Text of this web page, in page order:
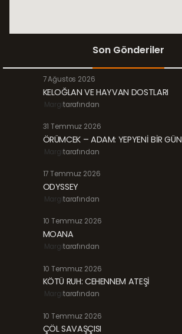
Son Gönderiler
7 Ağustos 2026
KELOĞLAN VE HAYVAN DOSTLARI
Margitarafından
31 Temmuz 2026
ÖRÜMCEK – ADAM: YEPYENİ BİR GÜN
Margitarafından
17 Temmuz 2026
ODYSSEY
Margitarafından
10 Temmuz 2026
MOANA
Margitarafından
10 Temmuz 2026
KÖTÜ RUH: CEHENNEM ATEŞİ
Margitarafından
10 Temmuz 2026
ÇÖL SAVAŞÇISI